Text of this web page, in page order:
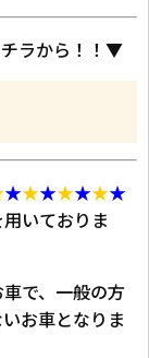
ラから！！▼
★★★★★★★
いておりま
で、一般の方
お車となりま